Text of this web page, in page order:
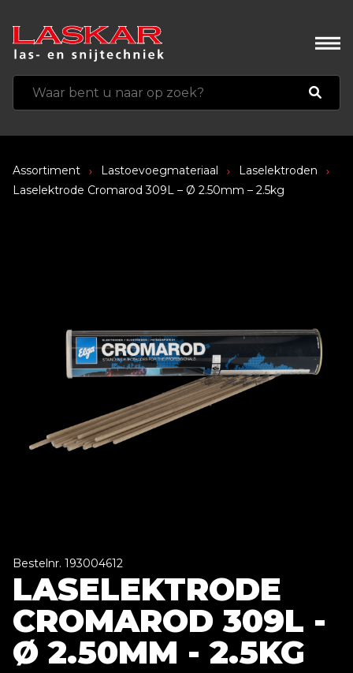
Assortiment Lastoevoegmateriaal
Laselektroden
Laselektrode Cromarod 309L – Ø 2.50mm – 2.5kg
Bestelnr. 193004612
LASELEKTRODE
CROMAROD 309L -
Ø 2.50MM - 2.5KG